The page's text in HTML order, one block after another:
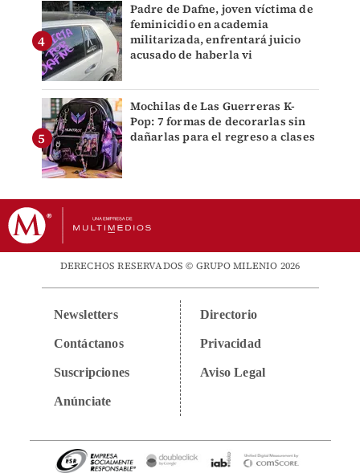
Padre de Dafne, joven víctima de
feminicidio en academia
militarizada, enfrentará juicio
acusado de haberla vi
Mochilas de Las Guerreras K-
Pop: 7 formas de decorarlas sin
dañarlas para el regreso a clases
DERECHOS RESERVADOS © GRUPO MILENIO 2026
Newsletters
Contáctanos
Suscripciones
Anúnciate
Directorio
Privacidad
Aviso Legal